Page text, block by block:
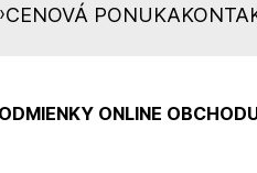
›CENOVÁ PONUKA
ONLINE